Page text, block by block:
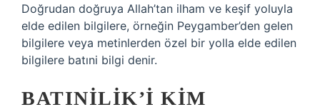
Doğrudan doğruya Allah’tan ilham ve keşif yoluyla
elde edilen bilgilere, örneğin Peygamber’den gelen
bilgilere veya metinlerden özel bir yolla elde edilen
bilgilere batıni bilgi denir.
BATINILIK’I KIM